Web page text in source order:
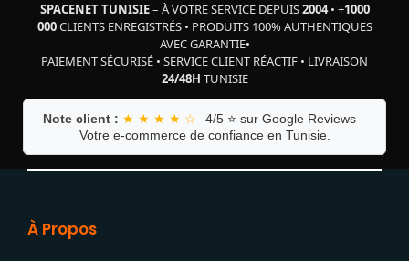
SPACENET TUNISIE– À VOTRE SERVICE DEPUIS2004• +1000
000CLIENTS ENREGISTRÉS• PRODUITS 100% AUTHENTIQUES
AVEC GARANTIE•
PAIEMENT SÉCURISÉ • SERVICE CLIENT RÉACTIF • LIVRAISON
24/48H TUNISIE
Note client : ★ ★ ★ ★ ☆
4/5 ⭐ sur Google Reviews –
Votre e-commerce de confiance en Tunisie.
À Propos